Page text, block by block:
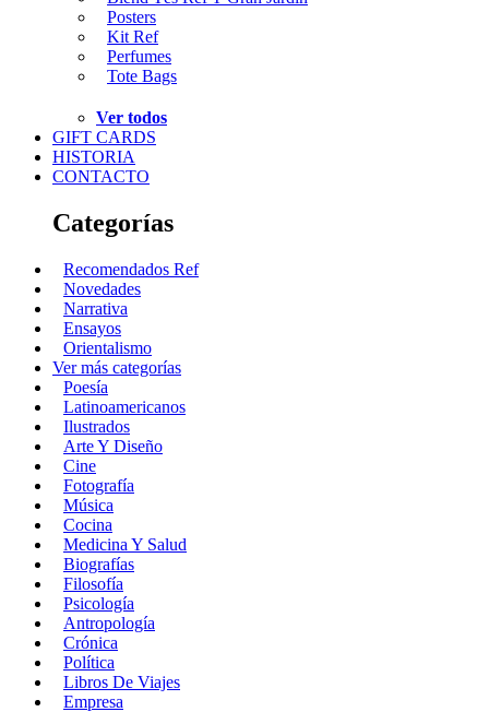
Posters
Kit Ref
Perfumes
Tote Bags
Ver todos
GIFT CARDS
HISTORIA
CONTACTO
Categorías
Recomendados Ref
Novedades
Narrativa
Ensayos
Orientalismo
Ver más categorías
Poesía
Latinoamericanos
Ilustrados
Arte Y Diseño
Cine
Fotografía
Música
Cocina
Medicina Y Salud
Biografías
Filosofía
Psicología
Antropología
Crónica
Política
Libros De Viajes
Empresa